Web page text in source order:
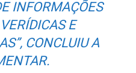
INFORMAÇÕES
E
CONCLUIU A